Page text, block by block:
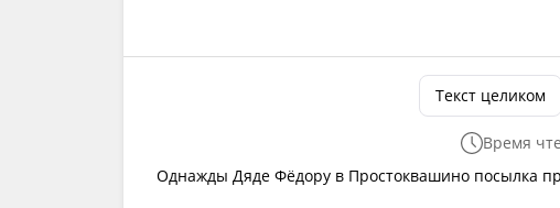
Текст целиком
Время
Однажды Дяде Фёдору в Простоквашино посылка